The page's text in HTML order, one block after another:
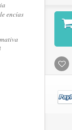
encías